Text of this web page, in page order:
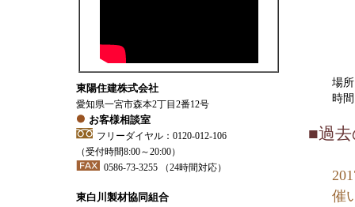
東陽住建株式会社
愛知県一宮市森本2丁目2番12号
お客様相談室
フリーダイヤル：0120-012-106
（受付時間8:00～20:00）
0586-73-3255 （24時間対応）
東白川製材協同組合
場
時
■過
催